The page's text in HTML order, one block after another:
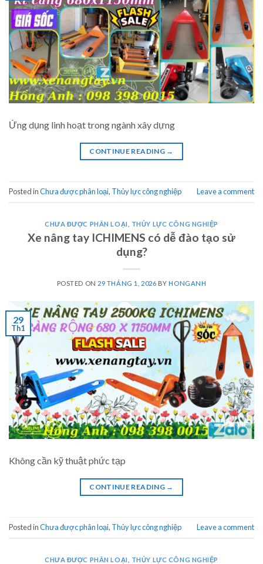
Ứng dụng linh hoạt trong ngành xây dựng
CONTINUE READING →
Posted inChưa được phân loại, Thủy lực công nghiệp Leave a comment
CHƯA ĐƯỢC PHÂN LOẠI THỦY LỰC CÔNG NGHIỆP
Xe nâng tay ICHIMENS có dễ đào tạo sử
dụng?
POSTED ON 29 THÁNG 1, 2026 BYHONGANH
29
Th1
Không cần kỹ thuật phức tạp
CONTINUE READING →
Posted inChưa được phân loại, Thủy lực công nghiệp Leave a comment
CHƯA ĐƯỢC PHÂN LOẠI THỦY LỰC CÔNG NGHIỆP